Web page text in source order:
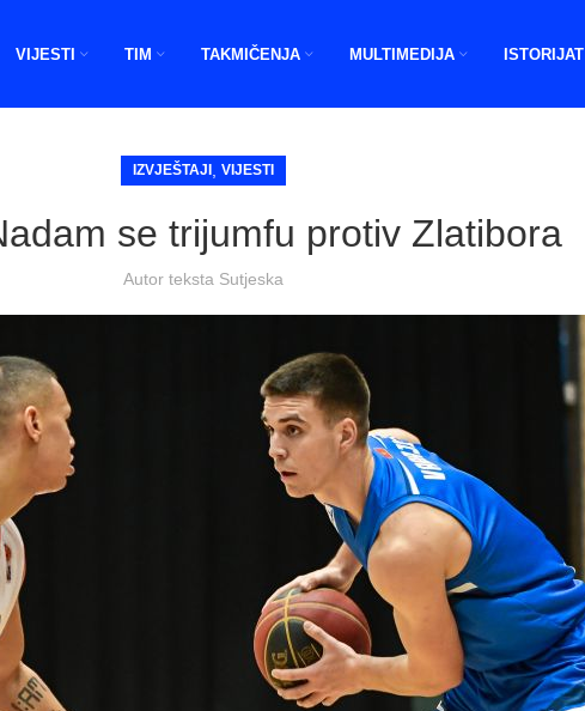
VIJESTI TIM TAKMIČENJA MULTIMEDIJA ISTORIJAT
IZVJEŠTAJI VIJESTI
se trijumfu protiv Zlatibora
Autor teksta Sutjeska